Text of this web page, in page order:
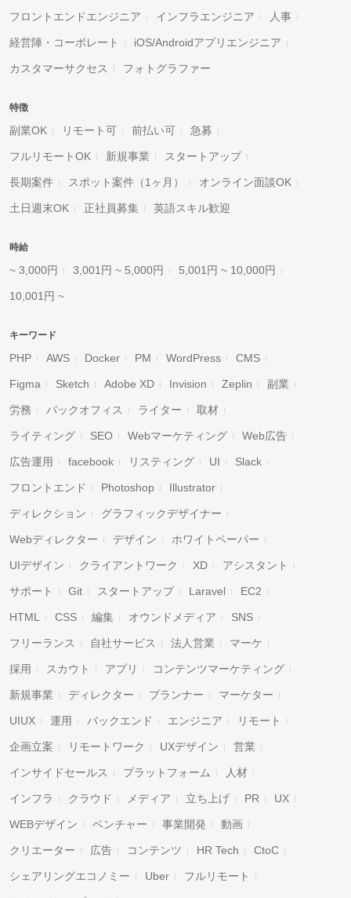
フロントエンドエンジニア インフラエンジニア 人事
経営陣・コーポレート iOS/Androidアプリエンジニア
カスタマーサクセス フォトグラファー
特徴
副業OK リモート可 前払い可 急募
フルリモートOK 新規事業 スタートアップ
長期案件 スポット案件（1ヶ月） オンライン面談OK
土日週末OK 正社員募集 英語スキル歓迎
時給
~ 3,000円 3,001円 ~ 5,000円 5,001円 ~ 10,000円
10,001円 ~
キーワード
PHP AWS Docker PM WordPress CMS
Figma Sketch Adobe XD Invision Zeplin 副業
労務 バックオフィス ライター 取材
ライティング SEO Webマーケティング Web広告
広告運用 facebook リスティング UI Slack
フロントエンド Photoshop Illustrator
ディレクション グラフィックデザイナー
Webディレクター デザイン ホワイトペーパー
UIデザイン クライアントワーク XD アシスタント
サポート Git スタートアップ Laravel EC2
HTML CSS 編集 オウンドメディア SNS
フリーランス 自社サービス 法人営業 マーケ
採用 スカウト アプリ コンテンツマーケティング
新規事業 ディレクター プランナー マーケター
UIUX 運用 バックエンド エンジニア リモート
企画立案 リモートワーク UXデザイン 営業
インサイドセールス プラットフォーム 人材
インフラ クラウド メディア 立ち上げ PR UX
WEBデザイン ベンチャー 事業開発 動画
クリエーター 広告 コンテンツ HR Tech CtoC
シェアリングエコノミー Uber フルリモート